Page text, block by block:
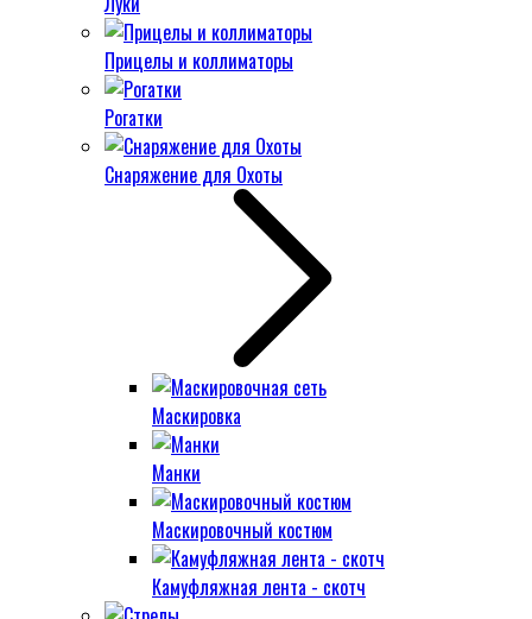
Прицелы и коллиматоры
Рогатки
Снаряжение для Охоты
Маскировка
Манки
Маскировочный костюм
Камуфляжная лента - скотч